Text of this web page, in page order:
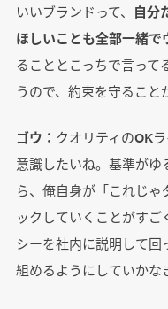
いいブランドって、 自分
ほしいことも全部一緒で
ることとこっちで言って
うので、約束を守ること
ゴウ： クオリティのOK
意識したいね。基準が
ら、俺自身が「これじ
ックしていくことがすご
シーを社内に説明して回
組めるようにしていかな